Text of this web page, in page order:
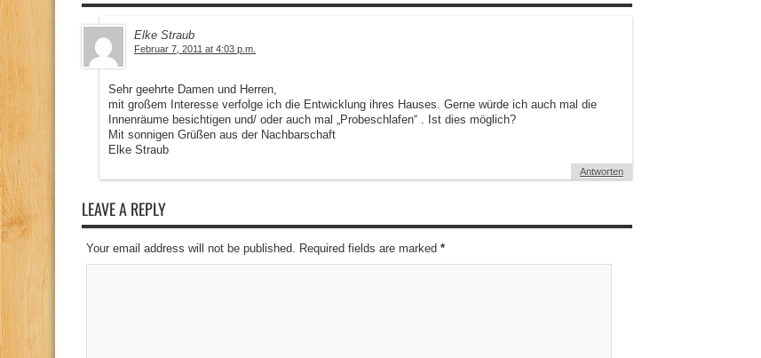
Elke Straub
Februar 7, 2011 at 4:03 p.m.
Sehr geehrte Damen und Herren,
mit großem Interesse verfolge ich die Entwicklung ihres Hauses. Gerne würde ich auch mal die
Innenräume besichtigen und/ oder auch mal „Probeschlafen“ . Ist dies möglich?
Mit sonnigen Grüßen aus der Nachbarschaft
Elke Straub
Antworten
LEAVE A REPLY
Your email address will not be published. Required fields are marked *